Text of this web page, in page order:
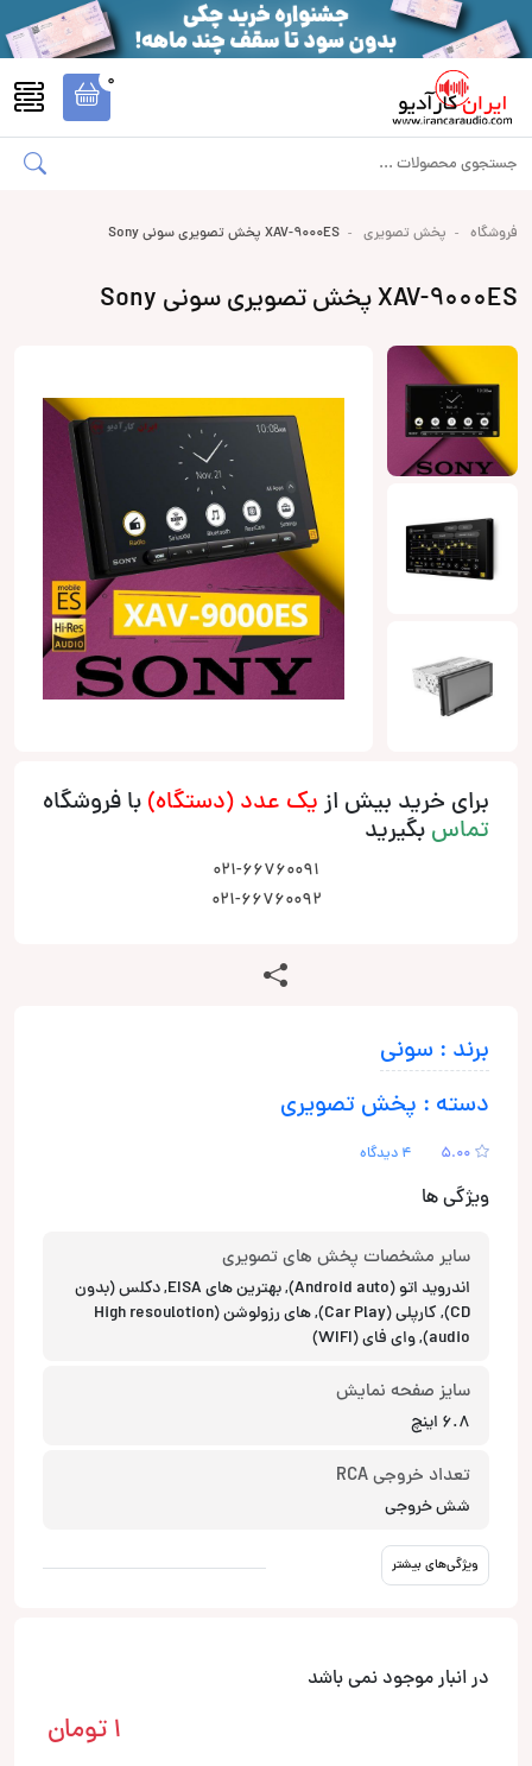
0
فروشگاه پخش تصویری XAV-9000ES پخش تصویری سونی Sony
XAV-9000ES پخش تصویری سونی Sony
برای خرید بیش ازیک عدد (دستگاه)با فروشگاه
تماسبگیرید
021-66760091
021-66760092
برند : سونی
دسته : پخش تصویری
5.00 4 دیدگاه
ویژگی ها
سایر مشخصات پخش های تصویری
اندروید اتو (Android auto), بهترین های EISA, دکلس (بدون
CD), کارپلی (Car Play), های رزولوشن (High resoulotion
audio), وای فای (WIFI)
سایز صفحه نمایش
6.8 اینچ
تعداد خروجی RCA
شش خروجی
ویژگی‌های بیشتر
در انبار موجود نمی باشد
1 تومان